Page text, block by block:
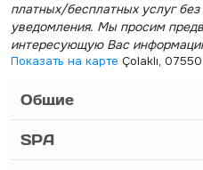
платных/бесплатных услуг без
уведомления. Мы просим
интересующую Вас
Показать на карте Çolaklı,
Общие
SPA